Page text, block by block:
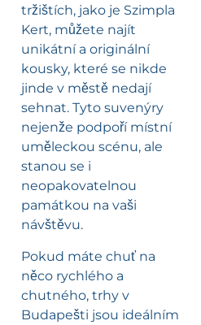
tržištích, jako je Szimpla
Kert, můžete najít
unikátní a originální
kousky, které se nikde
jinde v městě nedají
sehnat. Tyto suvenýry
nejenže podpoří místní
uměleckou scénu, ale
stanou se i
neopakovatelnou
památkou na vaši
návštěvu.
Pokud máte chuť na
něco rychlého a
chutného, trhy v
Budapešti jsou ideálním